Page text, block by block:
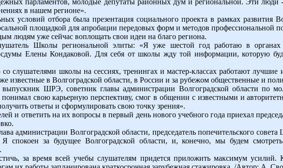
парламентов, молодые депутаты районных дум и региональной. Эти
в нашем регионе».
условий отбора была презентация социального проекта в рамках развития
площадкой для апробации передовых форм и методов профессиональной
людям уже сейчас воплощать свои идеи на благо региона.
Школы региональной элиты: «Я уже шестой год работаю в органах
Елены Кондаковой. Для себя от школы жду той информации, которую
слушателями школы на сессиях, тренингах и мастер-классах работают
известные в Волгоградской области, в России и за рубежом общественные и
выпускник ШРЭ, советник главы администрации Волгоградской области по
свою карьерную перспективу, смог в общении с известными и
ответы и сформулировать свою точку зрения».
и ответить на их вопросы в первый день нового учебного года приехал
администрации Волгоградской области, председатель попечительского
Я спокоен за будущее Волгоградской области, и, конечно, мы будем
за время всей учебы слушателям придется приложить максимум усилий.